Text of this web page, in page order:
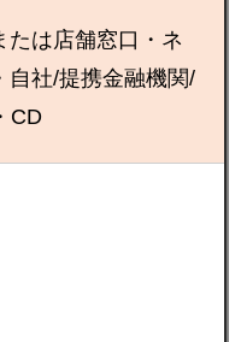
たは店舗窓口・ネ
自社/提携金融機関/
CD